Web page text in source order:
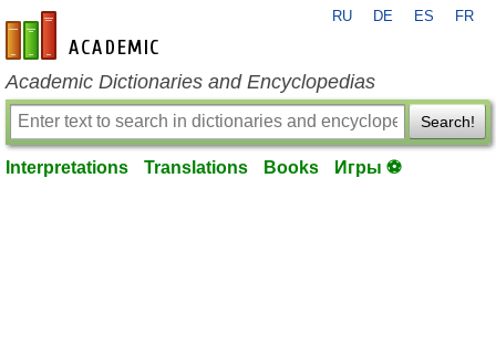
en-academic.com
RU DE ES FR
Academic Dictionaries and Encyclopedias
Search!
Interpretations Translations Books Игры ⚽